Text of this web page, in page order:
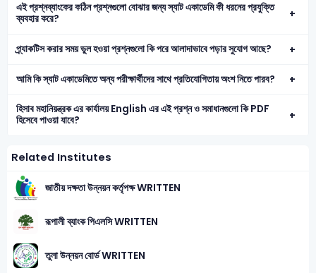
এই প্রশ্নব্যাংকের কঠিন প্রশ্নগুলো বোঝার জন্য স্যাট একাডেমি কী ধরনের প্রযুক্তি
ব্যবহার করে?
প্র্যাকটিস করার সময় ভুল হওয়া প্রশ্নগুলো কি পরে আলাদাভাবে পড়ার সুযোগ আছে?
আমি কি স্যাট একাডেমিতে অন্য পরীক্ষার্থীদের সাথে প্রতিযোগিতায় অংশ নিতে পারব?
হিসাব মহানিয়ন্ত্রক এর কার্যালয় English এর এই প্রশ্ন ও সমাধানগুলো কি PDF
হিসেবে পাওয়া যাবে?
Related Institutes
জাতীয় দক্ষতা উন্নয়ন কর্তৃপক্ষ WRITTEN
রূপালী ব্যাংক পিএলসি WRITTEN
তুলা উন্নয়ন বোর্ড WRITTEN